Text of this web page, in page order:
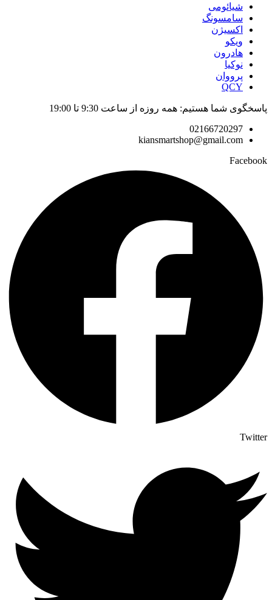
شیائومی
سامسونگ
اکسیژن
ویکو
هادرون
نوکیا
پرووان
QCY
پاسخگوی شما هستیم: همه روزه از ساعت 9:30 تا 19:00
02166720297
kiansmartshop@gmail.com
Facebook
Twitter